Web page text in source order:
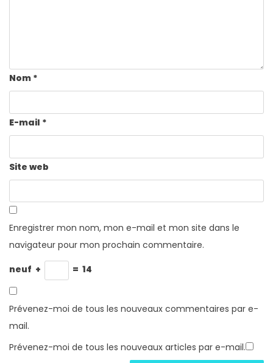
Nom *
E-mail *
Site web
Enregistrer mon nom, mon e-mail et mon site dans le
navigateur pour mon prochain commentaire.
neuf + = 14
Prévenez-moi de tous les nouveaux commentaires par e-
mail.
Prévenez-moi de tous les nouveaux articles par e-mail.